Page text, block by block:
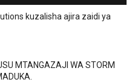
kuzalisha ajira zaidi ya
MTANGAZAJI WA STORM